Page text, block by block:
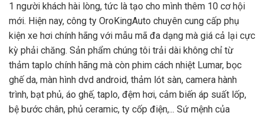
1 người khách hài lòng, tức là tạo cho mình thêm 10 cơ hội
mới. Hiện nay, công ty OroKingAuto chuyên cung cấp phụ
kiện xe hơi chính hãng với mẫu mã đa dạng mà giá cả lại cực
kỳ phải chăng. Sản phẩm chúng tôi trải dài không chỉ từ
thảm taplo chính hãng mà còn phim cách nhiệt Lumar, bọc
ghế da, màn hình dvd android, thảm lót sàn, camera hành
trình, bạt phủ, áo ghế, taplo, đệm hơi, cảm biến áp suất lốp,
bệ bước chân, phủ ceramic, ty cốp điện,... Sứ mệnh của